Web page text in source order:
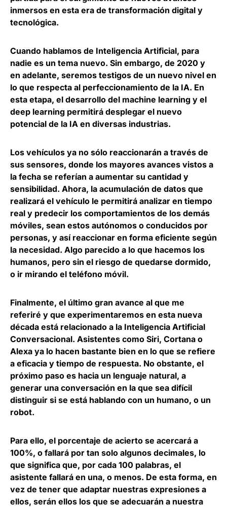
inmersos en esta era de transformación digital y
tecnológica.
Cuando hablamos de Inteligencia Artificial, para
nadie es un tema nuevo. Sin embargo, de 2020 y
en adelante, seremos testigos de un nuevo nivel en
lo que respecta al perfeccionamiento de la IA. En
esta etapa, el desarrollo del machine learning y el
deep learning permitirá desplegar el nuevo
potencial de la IA en diversas industrias.
Los vehículos ya no sólo reaccionarán a través de
sus sensores, donde los mayores avances vistos a
la fecha se referían a aumentar su cantidad y
sensibilidad. Ahora, la acumulación de datos que
realizará el vehículo le permitirá analizar en tiempo
real y predecir los comportamientos de los demás
móviles, sean estos autónomos o conducidos por
personas, y así reaccionar en forma eficiente según
la necesidad. Algo parecido a lo que hacemos los
humanos, pero sin el riesgo de quedarse dormido,
o ir mirando el teléfono móvil.
Finalmente, el último gran avance al que me
referiré y que experimentaremos en esta nueva
década está relacionado a la Inteligencia Artificial
Conversacional. Asistentes como Siri, Cortana o
Alexa ya lo hacen bastante bien en lo que se refiere
a eficacia y tiempo de respuesta. No obstante, el
próximo paso es hacia un lenguaje natural, a
generar una conversación en la que sea difícil
distinguir si se está hablando con un humano, o un
robot.
Para ello, el porcentaje de acierto se acercará a
100%, o fallará por tan solo algunos decimales, lo
que significa que, por cada 100 palabras, el
asistente fallará en una, o menos. De esta forma, en
vez de tener que adaptar nuestras expresiones a
ellos, serán ellos los que se adecuarán a nuestra